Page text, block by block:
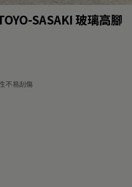
SASAKI 玻璃高腳
不易刮傷